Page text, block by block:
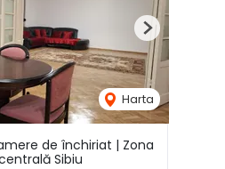
Harta
Next
de închiriat | Zona
Sibiu